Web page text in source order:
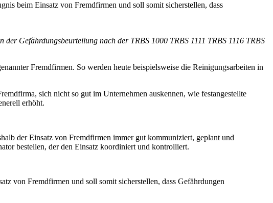
beim Einsatz von Fremdfirmen und soll somit sicherstellen, dass
Gefährdungsbeurteilung nach der TRBS 1000 TRBS 1111 TRBS 1116 TRBS
Fremdfirmen. So werden heute beispielsweise die Reinigungsarbeiten in
sich nicht so gut im Unternehmen auskennen, wie festangestellte
erhöht.
der Einsatz von Fremdfirmen immer gut kommuniziert, geplant und
bestellen, der den Einsatz koordiniert und kontrolliert.
von Fremdfirmen und soll somit sicherstellen, dass Gefährdungen